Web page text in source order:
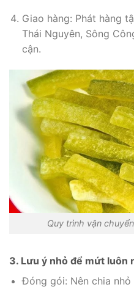
Giao hàng: Phát hàng
Thái Nguyên, Sông
cận.
Quy trình vận
3. Lưu ý nhỏ để mứt luôn
Đóng gói: Nên chia